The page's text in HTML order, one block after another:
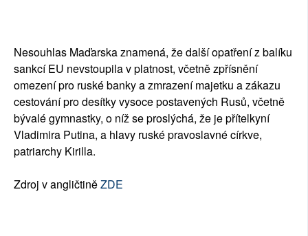
Nesouhlas Maďarska znamená, že další opatření z balíku
sankcí EU nevstoupila v platnost, včetně zpřísnění
omezení pro ruské banky a zmrazení majetku a zákazu
cestování pro desítky vysoce postavených Rusů, včetně
bývalé gymnastky, o níž se proslýchá, že je přítelkyní
Vladimira Putina, a hlavy ruské pravoslavné církve,
patriarchy Kirilla.
Zdroj v angličtiněZDE